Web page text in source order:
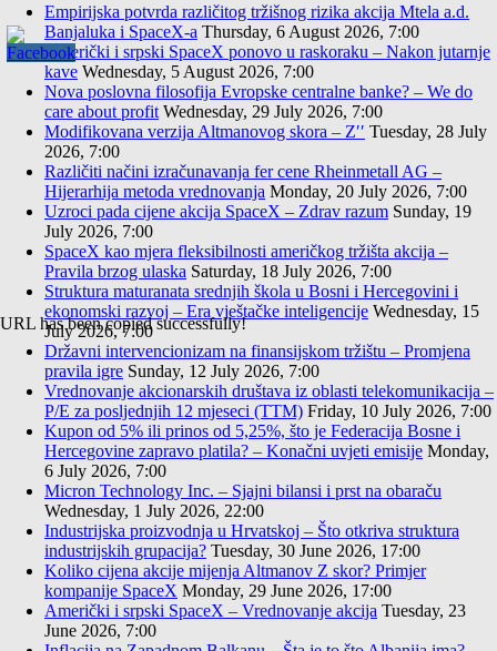
URL has been copied successfully!
Empirijska potvrda različitog tržišnog rizika akcija Mtela a.d.
Banjaluka i SpaceX-a Thursday, 6 August 2026, 7:00
Američki i srpski SpaceX ponovo u raskoraku – Nakon jutarnje
kave Wednesday, 5 August 2026, 7:00
Nova poslovna filosofija Evropske centralne banke? – We do
care about profit Wednesday, 29 July 2026, 7:00
Modifikovana verzija Altmanovog skora – Z′′ Tuesday, 28 July
2026, 7:00
Različiti načini izračunavanja fer cene Rheinmetall AG –
Hijerarhija metoda vrednovanja Monday, 20 July 2026, 7:00
Uzroci pada cijene akcija SpaceX – Zdrav razum Sunday, 19
July 2026, 7:00
SpaceX kao mjera fleksibilnosti američkog tržišta akcija –
Pravila brzog ulaska Saturday, 18 July 2026, 7:00
Struktura maturanata srednjih škola u Bosni i Hercegovini i
ekonomski razvoj – Era vještačke inteligencije Wednesday, 15
July 2026, 7:00
Državni intervencionizam na finansijskom tržištu – Promjena
pravila igre Sunday, 12 July 2026, 7:00
Vrednovanje akcionarskih društava iz oblasti telekomunikacija –
P/E za posljednjih 12 mjeseci (TTM) Friday, 10 July 2026, 7:00
Kupon od 5% ili prinos od 5,25%, što je Federacija Bosne i
Hercegovine zapravo platila? – Konačni uvjeti emisije Monday,
6 July 2026, 7:00
Micron Technology Inc. – Sjajni bilansi i prst na obaraču
Wednesday, 1 July 2026, 22:00
Industrijska proizvodnja u Hrvatskoj – Što otkriva struktura
industrijskih grupacija? Tuesday, 30 June 2026, 17:00
Koliko cijena akcije mijenja Altmanov Z skor? Primjer
kompanije SpaceX Monday, 29 June 2026, 17:00
Američki i srpski SpaceX – Vrednovanje akcija Tuesday, 23
June 2026, 7:00